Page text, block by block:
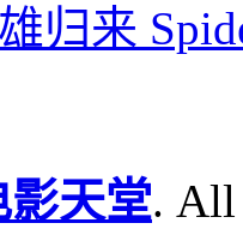
归来
天堂. All